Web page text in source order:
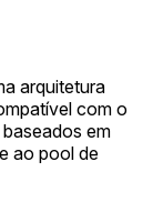
arquitetura
com o
em
ao pool de